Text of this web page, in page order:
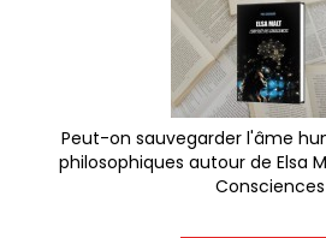
Peut-on sauvegarder l'âme
philosophiques autour de Elsa
Consciences